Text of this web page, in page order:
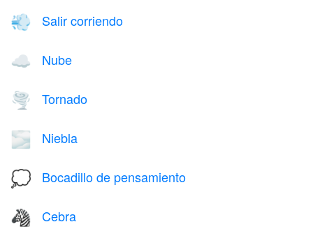
💨 Salir corriendo
☁️ Nube
🌪️ Tornado
🌫️ Niebla
💭 Bocadillo de pensamiento
🦓 Cebra